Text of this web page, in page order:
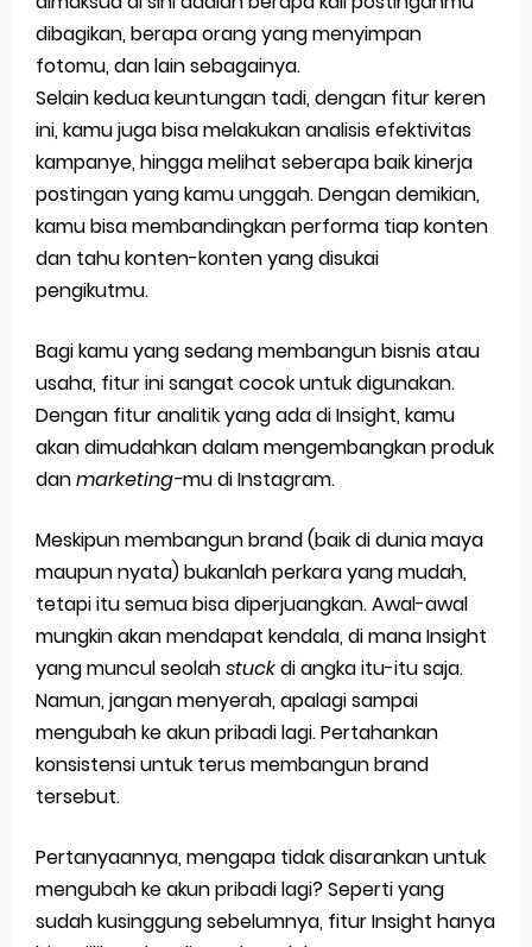
dibagikan, berapa orang yang menyimpan
fotomu, dan lain sebagainya.
Selain kedua keuntungan tadi, dengan fitur keren
ini, kamu juga bisa melakukan analisis efektivitas
kampanye, hingga melihat seberapa baik kinerja
postingan yang kamu unggah. Dengan demikian,
kamu bisa membandingkan performa tiap konten
dan tahu konten-konten yang disukai
pengikutmu.
Bagi kamu yang sedang membangun bisnis atau
usaha, fitur ini sangat cocok untuk digunakan.
Dengan fitur analitik yang ada di Insight, kamu
akan dimudahkan dalam mengembangkan produk
danmarketing-mudi Instagram.
Meskipun membangun brand (baik di dunia maya
maupun nyata) bukanlah perkara yang mudah,
tetapi itu semua bisa diperjuangkan. Awal-awal
mungkin akan mendapat kendala, di mana Insight
yang muncul seolahstuckdi angka itu-itu saja.
Namun, jangan menyerah, apalagi sampai
mengubah ke akun pribadi lagi. Pertahankan
konsistensi untuk terus membangun brand
tersebut.
Pertanyaannya, mengapa tidak disarankan untuk
mengubah ke akun pribadi lagi? Seperti yang
sudah kusinggung sebelumnya, fitur Insight hanya